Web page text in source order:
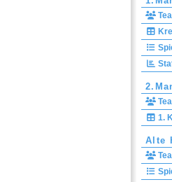
1.
Alte